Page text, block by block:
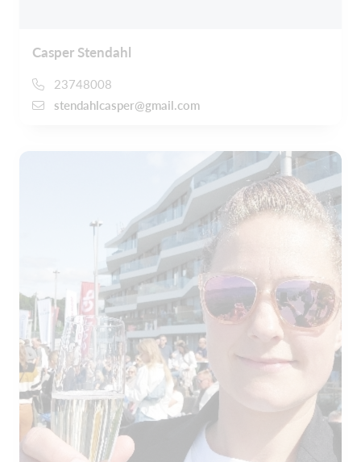
Casper Stendahl
23748008
stendahlcasper@gmail.com